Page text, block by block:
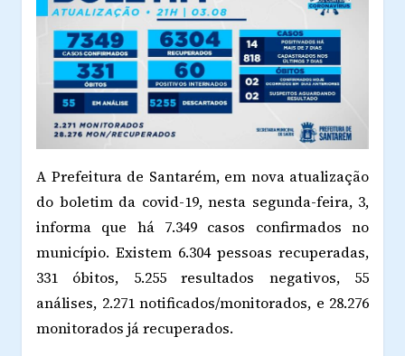
A Prefeitura de Santarém, em nova atualização
do boletim da covid-19, nesta segunda-feira, 3,
informa que há 7.349 casos confirmados no
município. Existem 6.304 pessoas recuperadas,
331 óbitos, 5.255 resultados negativos, 55
análises, 2.271 notificados/monitorados, e 28.276
monitorados já recuperados.